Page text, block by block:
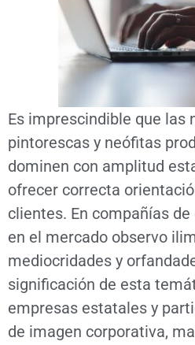
Es imprescindible que las
pintorescas y neófitas
dominen con amplitud
ofrecer correcta
clientes. En compañías
en el mercado observo
mediocridades y
significación de esta
empresas estatales y
de imagen corporativa,